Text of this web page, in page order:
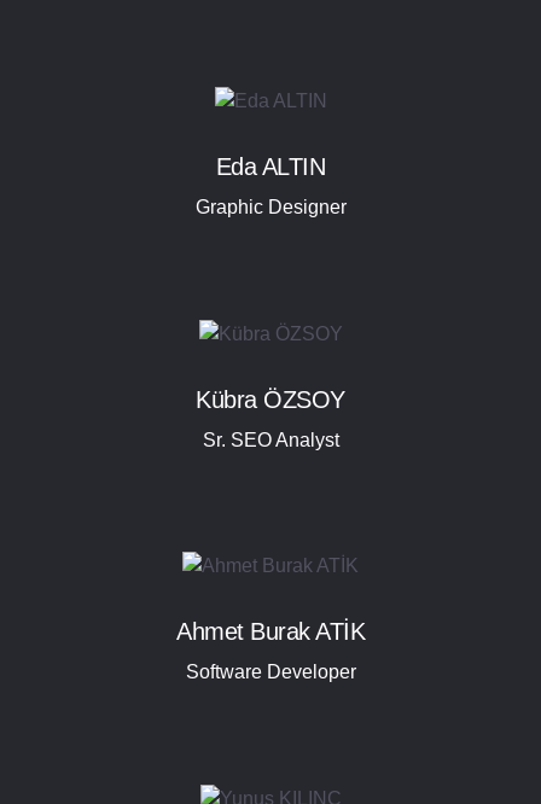
Eda ALTIN
Graphic Designer
Kübra ÖZSOY
Sr. SEO Analyst
Ahmet Burak ATİK
Software Developer